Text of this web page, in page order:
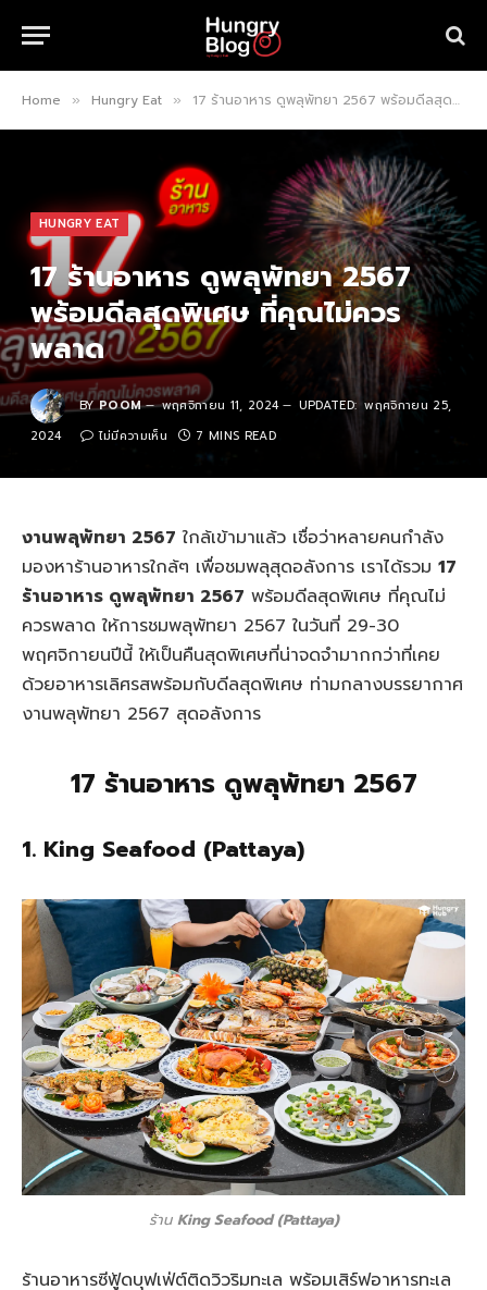
Home » Hungry Eat » 17 ร้านอาหาร ดูพลุพัทยา 2567 พร้อมดีลสุดพิเศษ ที่คุณไม่ควรพลาด
HUNGRY EAT
17 ร้านอาหาร ดูพลุพัทยา 2567
พร้อมดีลสุดพิเศษ ที่คุณไม่ควร
พลาด
BY POOM พฤศจิกายน 11, 2024 UPDATED: พฤศจิกายน 25,
2024
ไม่มีความเห็น 7 MINS READ
งานพลุพัทยา 2567 ใกล้เข้ามาแล้ว เชื่อว่าหลายคนกำลัง
มองหาร้านอาหารใกล้ๆ เพื่อชมพลุสุดอลังการ เราได้รวม 17
ร้านอาหาร ดูพลุพัทยา 2567 พร้อมดีลสุดพิเศษ ที่คุณไม่
ควรพลาด ให้การชมพลุพัทยา 2567 ในวันที่ 29-30
พฤศจิกายนปีนี้ ให้เป็นคืนสุดพิเศษที่น่าจดจำมากกว่าที่เคย
ด้วยอาหารเลิศรสพร้อมกับดีลสุดพิเศษ ท่ามกลางบรรยากาศ
งานพลุพัทยา 2567 สุดอลังการ
17 ร้านอาหาร ดูพลุพัทยา 2567
1. King Seafood (Pattaya)
ร้าน King Seafood (Pattaya)
ร้านอาหารซีฟู้ดบุฟเฟ่ต์ติดวิวริมทะเล พร้อมเสิร์ฟอาหารทะเล